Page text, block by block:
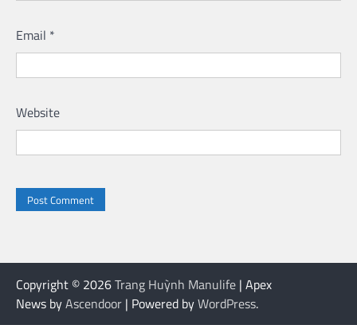
Email *
Website
Copyright © 2026Trang Huỳnh Manulife | Apex
News byAscendoor | Powered byWordPress.